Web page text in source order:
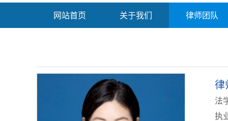
网站首页 关于我们 律师团队
律
法
执